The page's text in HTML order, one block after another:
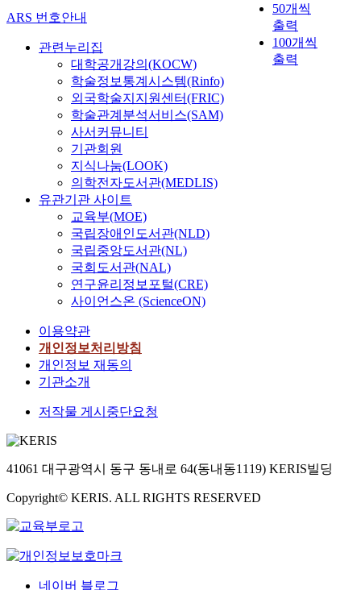
50개씩
출력
100개씩
출력
ARS 번호안내
관련누리집
대학공개강의(KOCW)
학술정보통계시스템(Rinfo)
외국학술지지원센터(FRIC)
학술관계분석서비스(SAM)
사서커뮤니티
기관회원
지식나눔(LOOK)
의학전자도서관(MEDLIS)
유관기관 사이트
교육부(MOE)
국립장애인도서관(NLD)
국립중앙도서관(NL)
국회도서관(NAL)
연구윤리정보포털(CRE)
사이언스온 (ScienceON)
이용약관
개인정보처리방침
개인정보 재동의
기관소개
저작물 게시중단요청
41061 대구광역시 동구 동내로 64(동내동1119) KERIS빌딩
Copyright© KERIS. ALL RIGHTS RESERVED
네이버 블로그